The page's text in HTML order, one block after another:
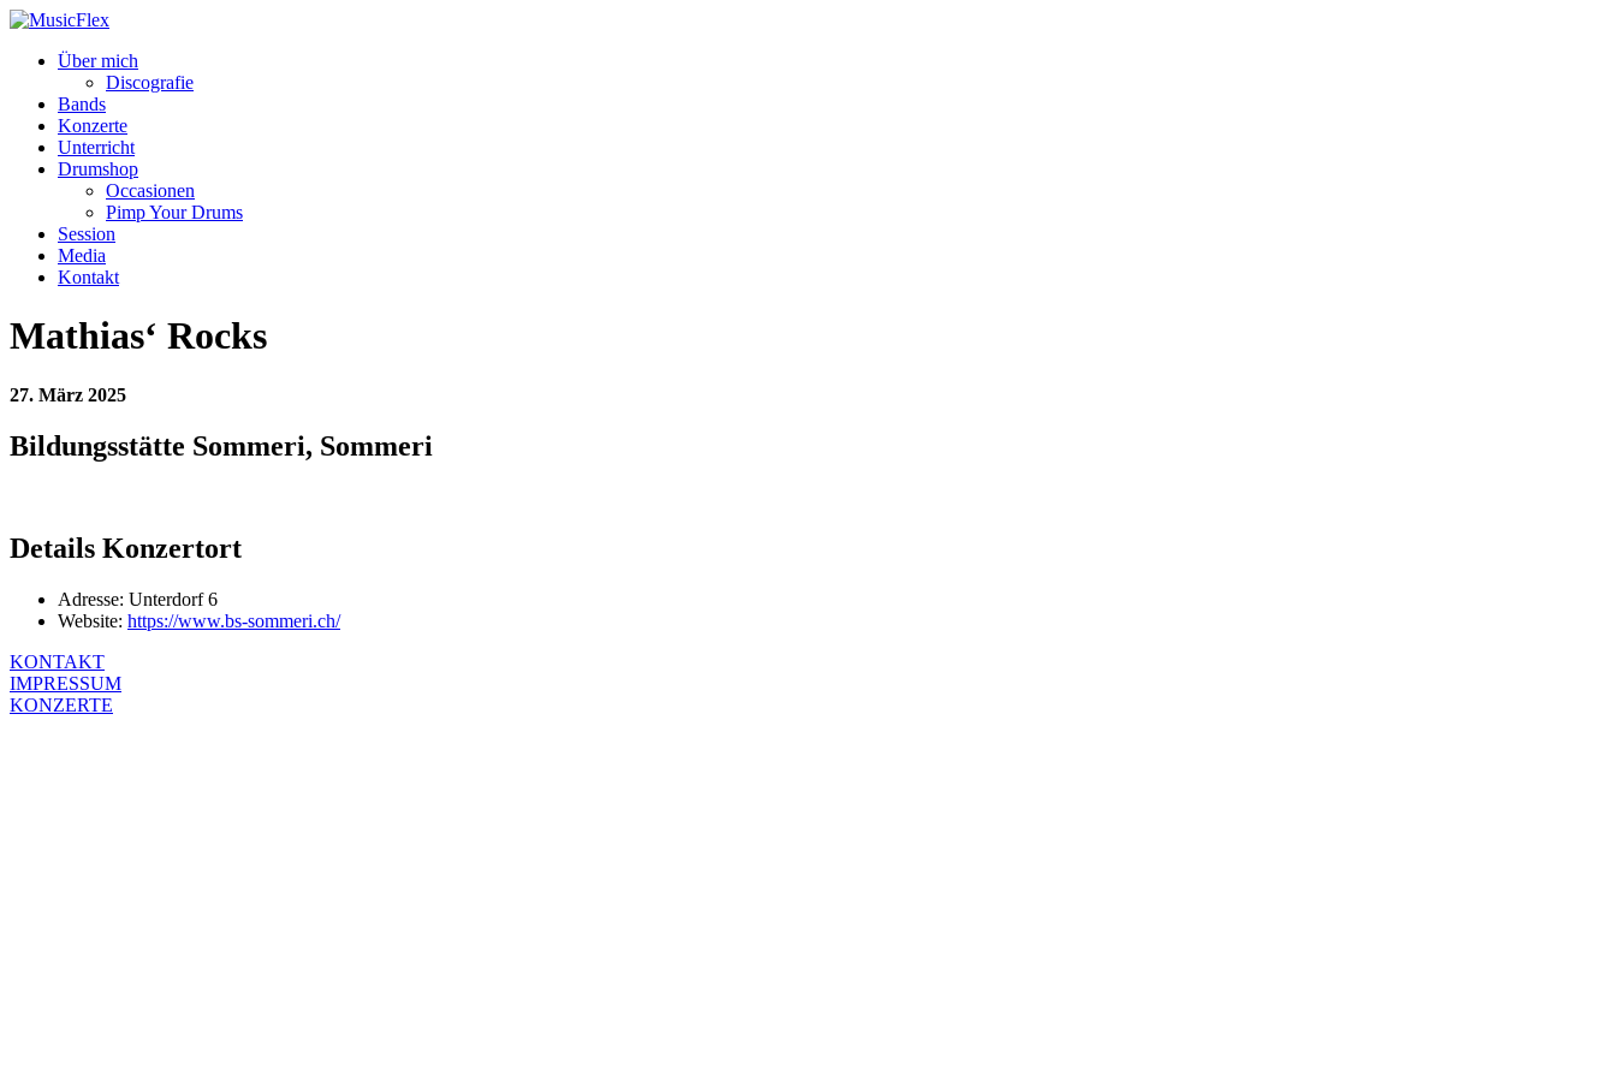
Über mich
Discografie
Bands
Konzerte
Unterricht
Drumshop
Occasionen
Pimp Your Drums
Session
Media
Kontakt
Mathias‘ Rocks
27. März 2025
Bildungsstätte Sommeri, Sommeri
Details Konzertort
Adresse: Unterdorf 6
Website: https://www.bs-sommeri.ch/
KONTAKT
IMPRESSUM
KONZERTE